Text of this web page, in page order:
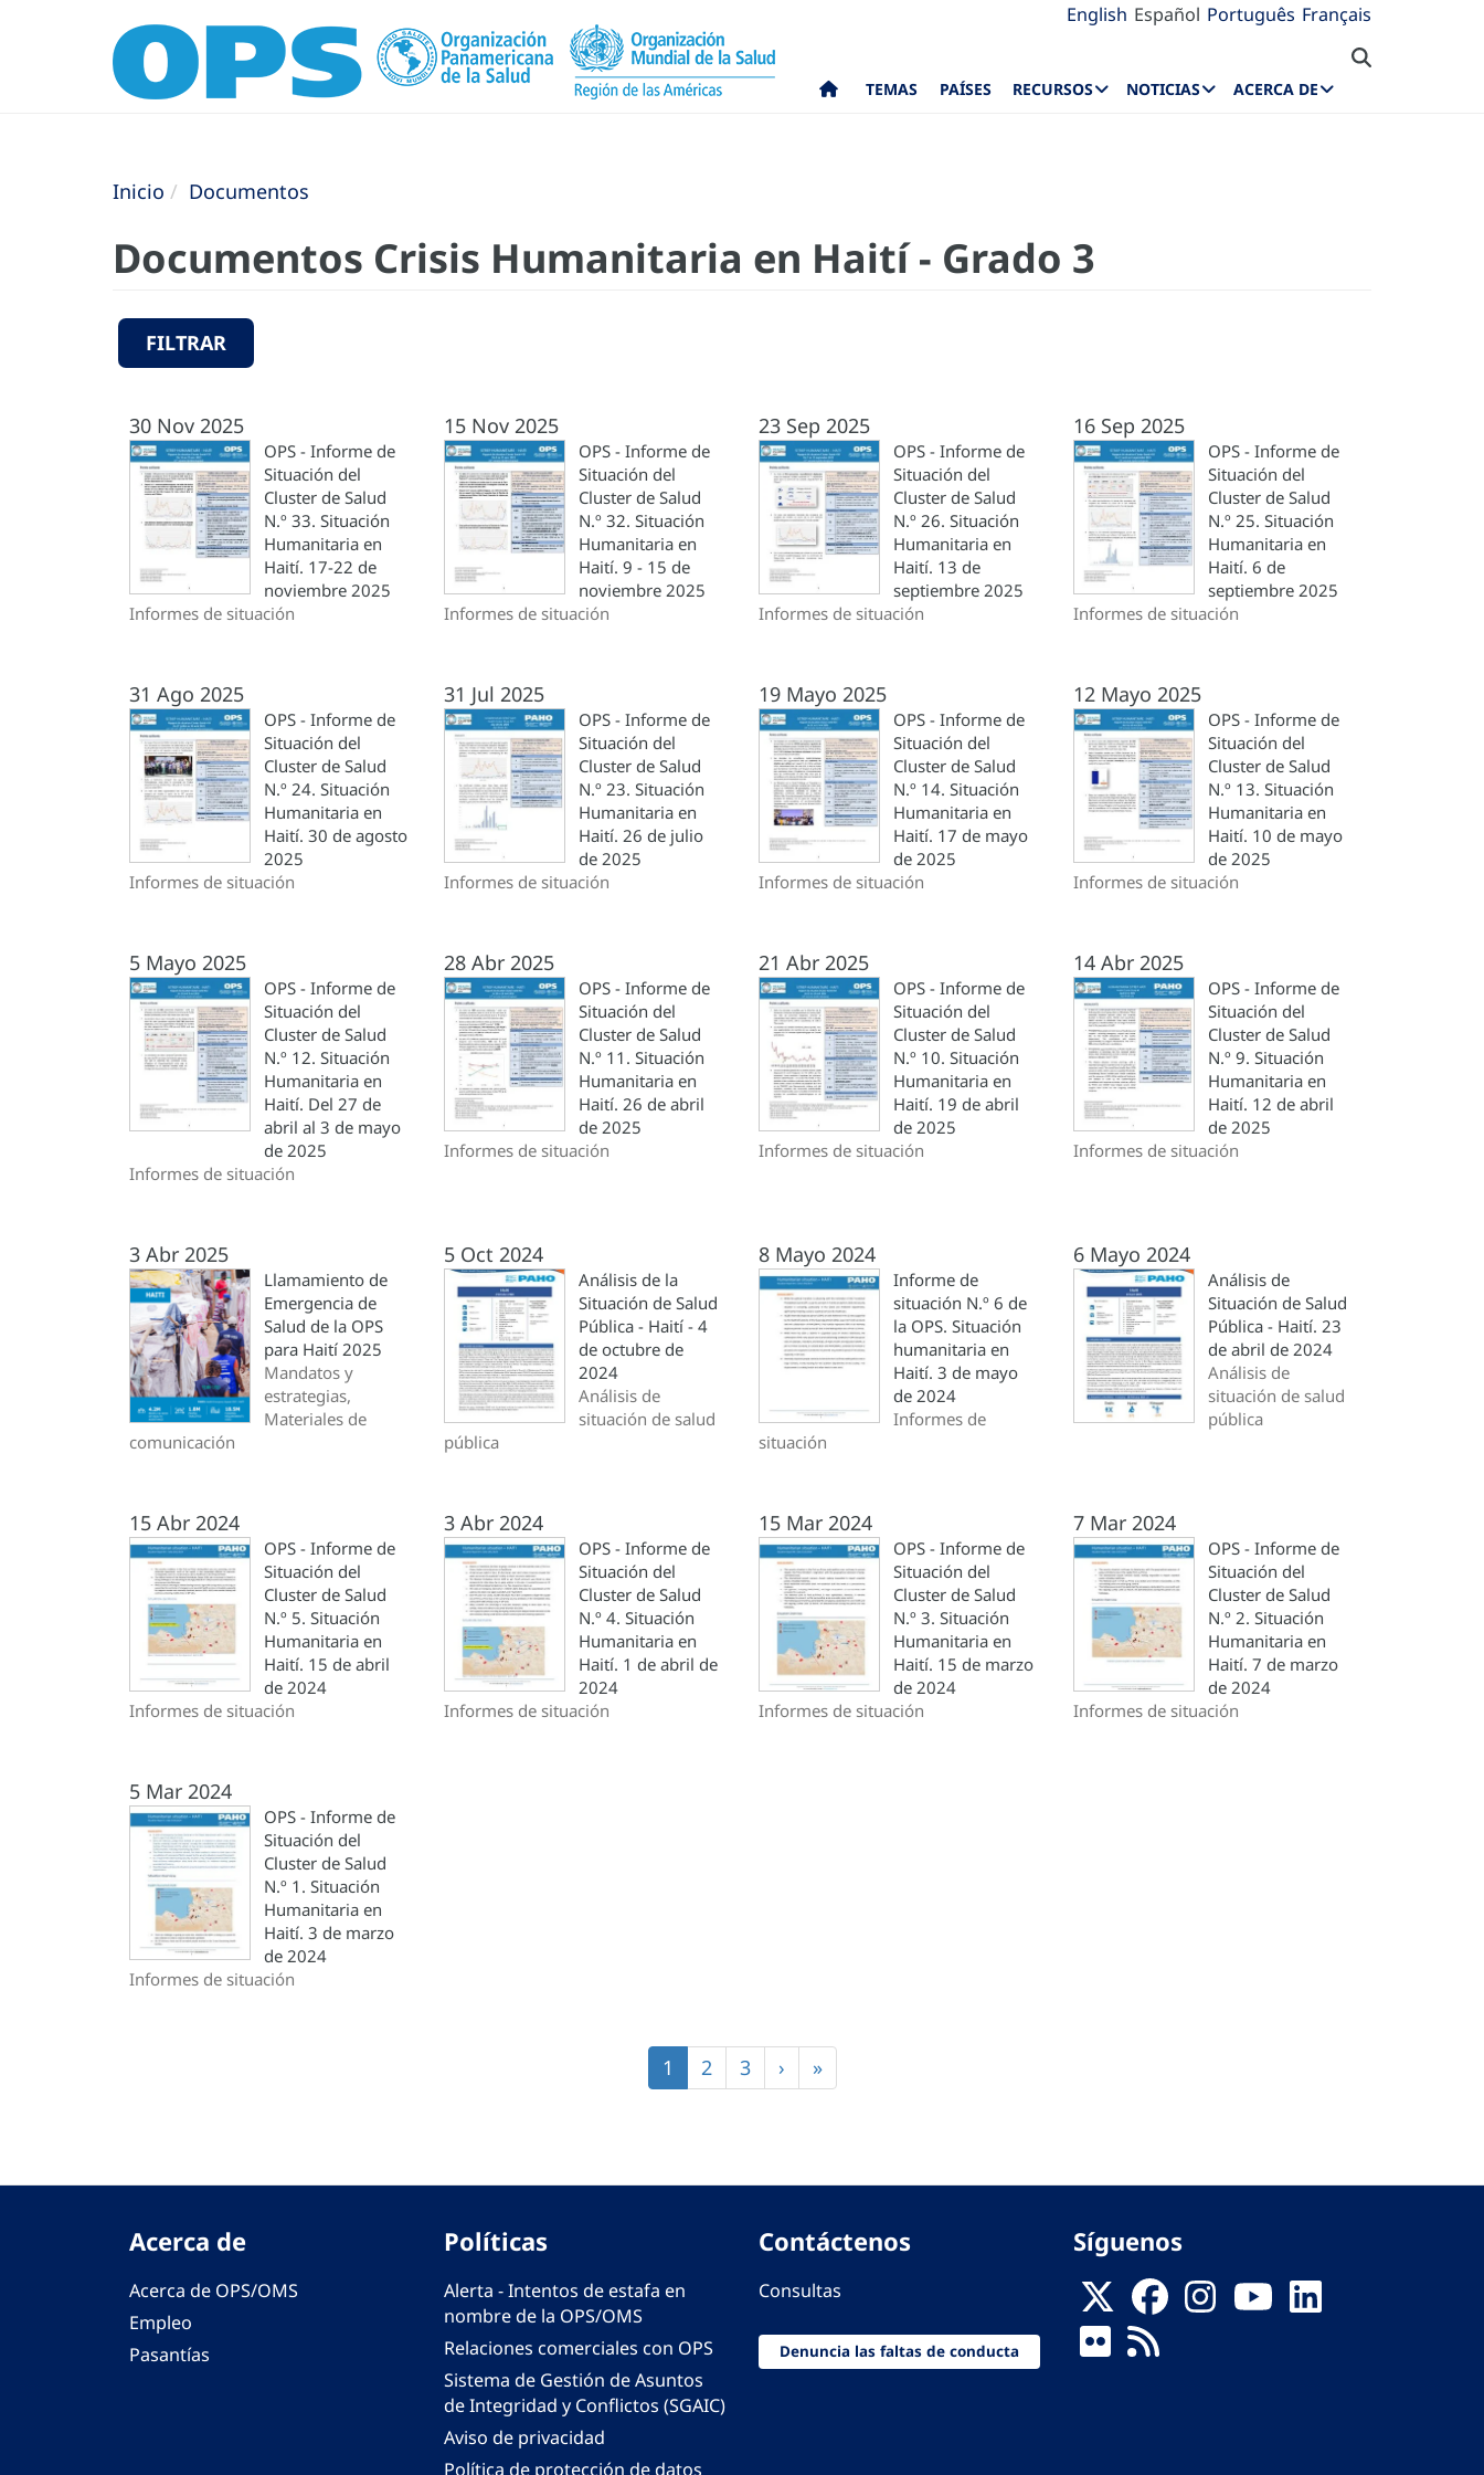
English Español Português Français
TEMAS PAÍSES RECURSOS NOTICIAS ACERCA DE
Inicio Documentos
Documentos Crisis Humanitaria en Haití - Grado 3
FILTRAR
30 Nov 2025
OPS - Informe de
Situación del
Cluster de Salud
N.º 33. Situación
Humanitaria en
Haití. 17-22 de
noviembre 2025
Informes de situación
15 Nov 2025
OPS - Informe de
Situación del
Cluster de Salud
N.º 32. Situación
Humanitaria en
Haití. 9 - 15 de
noviembre 2025
Informes de situación
23 Sep 2025
OPS - Informe de
Situación del
Cluster de Salud
N.º 26. Situación
Humanitaria en
Haití. 13 de
septiembre 2025
Informes de situación
16 Sep 2025
OPS - Informe de
Situación del
Cluster de Salud
N.º 25. Situación
Humanitaria en
Haití. 6 de
septiembre 2025
Informes de situación
31 Ago 2025
OPS - Informe de
Situación del
Cluster de Salud
N.º 24. Situación
Humanitaria en
Haití. 30 de agosto
2025
Informes de situación
31 Jul 2025
OPS - Informe de
Situación del
Cluster de Salud
N.º 23. Situación
Humanitaria en
Haití. 26 de julio
de 2025
Informes de situación
19 Mayo 2025
OPS - Informe de
Situación del
Cluster de Salud
N.º 14. Situación
Humanitaria en
Haití. 17 de mayo
de 2025
Informes de situación
12 Mayo 2025
OPS - Informe de
Situación del
Cluster de Salud
N.º 13. Situación
Humanitaria en
Haití. 10 de mayo
de 2025
Informes de situación
5 Mayo 2025
OPS - Informe de
Situación del
Cluster de Salud
N.º 12. Situación
Humanitaria en
Haití. Del 27 de
abril al 3 de mayo
de 2025
Informes de situación
28 Abr 2025
OPS - Informe de
Situación del
Cluster de Salud
N.º 11. Situación
Humanitaria en
Haití. 26 de abril
de 2025
Informes de situación
21 Abr 2025
OPS - Informe de
Situación del
Cluster de Salud
N.º 10. Situación
Humanitaria en
Haití. 19 de abril
de 2025
Informes de situación
14 Abr 2025
OPS - Informe de
Situación del
Cluster de Salud
N.º 9. Situación
Humanitaria en
Haití. 12 de abril
de 2025
Informes de situación
3 Abr 2025
Llamamiento de
Emergencia de
Salud de la OPS
para Haití 2025
Mandatos y
estrategias,
Materiales de
comunicación
5 Oct 2024
Análisis de la
Situación de Salud
Pública - Haití - 4
de octubre de
2024
Análisis de
situación de salud
pública
8 Mayo 2024
Informe de
situación N.º 6 de
la OPS. Situación
humanitaria en
Haití. 3 de mayo
de 2024
Informes de
situación
6 Mayo 2024
Análisis de
Situación de Salud
Pública - Haití. 23
de abril de 2024
Análisis de
situación de salud
pública
15 Abr 2024
OPS - Informe de
Situación del
Cluster de Salud
N.º 5. Situación
Humanitaria en
Haití. 15 de abril
de 2024
Informes de situación
3 Abr 2024
OPS - Informe de
Situación del
Cluster de Salud
N.º 4. Situación
Humanitaria en
Haití. 1 de abril de
2024
Informes de situación
15 Mar 2024
OPS - Informe de
Situación del
Cluster de Salud
N.º 3. Situación
Humanitaria en
Haití. 15 de marzo
de 2024
Informes de situación
7 Mar 2024
OPS - Informe de
Situación del
Cluster de Salud
N.º 2. Situación
Humanitaria en
Haití. 7 de marzo
de 2024
Informes de situación
5 Mar 2024
OPS - Informe de
Situación del
Cluster de Salud
N.º 1. Situación
Humanitaria en
Haití. 3 de marzo
de 2024
Informes de situación
Página
actual
1 Página
2 Página
3
Siguiente
página
›
Última
página
»
Acerca de
Acerca de OPS/OMS
Empleo
Pasantías
Políticas
Alerta - Intentos de estafa en
nombre de la OPS/OMS
Relaciones comerciales con OPS
Sistema de Gestión de Asuntos
de Integridad y Conflictos (SGAIC)
Aviso de privacidad
Política de protección de datos
Contáctenos
Consultas
Denuncia las faltas de conducta
Síguenos